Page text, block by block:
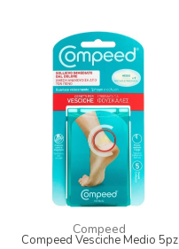
Compeed
Compeed Vesciche Medio 5pz